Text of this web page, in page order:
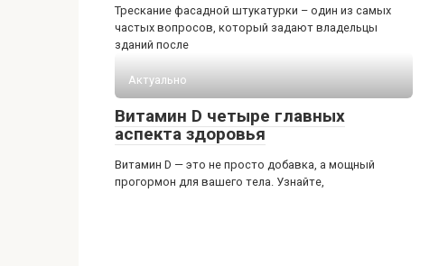
Трескание фасадной штукатурки – один из самых
частых вопросов, который задают владельцы
зданий после
Актуально
Витамин D четыре главных
аспекта здоровья
Витамин D — это не просто добавка, а мощный
прогормон для вашего тела. Узнайте,